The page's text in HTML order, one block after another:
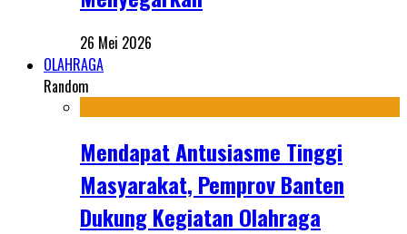
26 Mei 2026
OLAHRAGA
Random
Mendapat Antusiasme Tinggi
Masyarakat, Pemprov Banten
Dukung Kegiatan Olahraga